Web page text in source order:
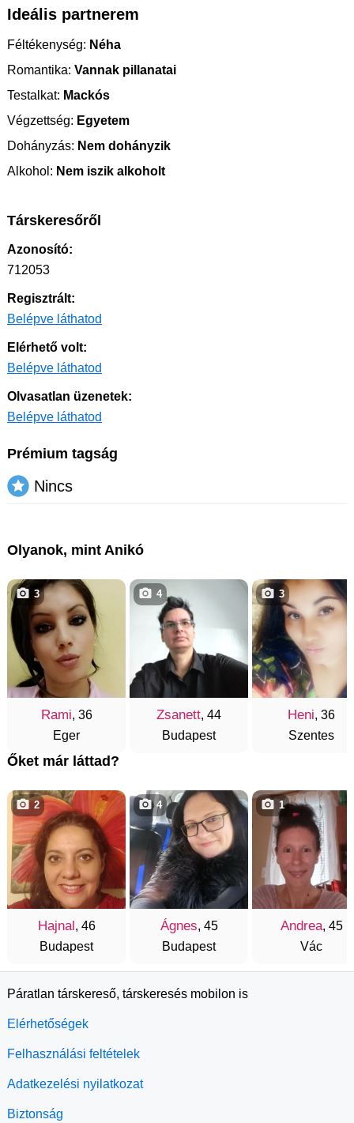
Ideális partnerem
Féltékenység: Néha
Romantika: Vannak pillanatai
Testalkat: Mackós
Végzettség: Egyetem
Dohányzás: Nem dohányzik
Alkohol: Nem iszik alkoholt
Társkeresőről
Azonosító:
712053
Regisztrált:
Belépve láthatod
Elérhető volt:
Belépve láthatod
Olvasatlan üzenetek:
Belépve láthatod
Prémium tagság
Nincs
Olyanok, mint Anikó
Rami, 36
Eger
3
Zsanett, 44
Budapest
4
Heni, 36
Szentes
3
Őket már láttad?
Hajnal , 46
Budapest
2
Ágnes, 45
Budapest
4
Andrea, 45
Vác
1
Páratlan társkereső, társkeresés mobilon is
Elérhetőségek
Felhasználási feltételek
Adatkezelési nyilatkozat
Biztonság